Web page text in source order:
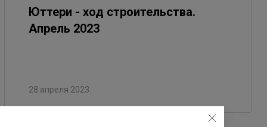
Юттери - ход строительства.
Апрель 2023
28 апреля 2023